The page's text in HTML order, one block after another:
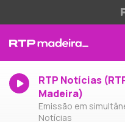
RTP Notícias
Madeira)
Emissão em
Notícias